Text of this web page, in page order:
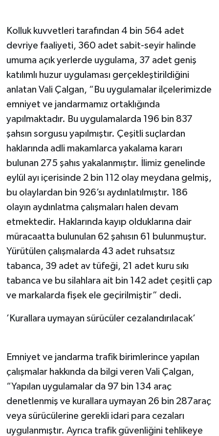
Kolluk kuvvetleri tarafından 4 bin 564 adet
devriye faaliyeti, 360 adet sabit-seyir halinde
umuma açık yerlerde uygulama, 37 adet geniş
katılımlı huzur uygulaması gerçekleştirildiğini
anlatan Vali Çalgan, “Bu uygulamalar ilçelerimizde
emniyet ve jandarmamız ortaklığında
yapılmaktadır. Bu uygulamalarda 196 bin 837
şahsın sorgusu yapılmıştır. Çeşitli suçlardan
haklarında adli makamlarca yakalama kararı
bulunan 275 şahıs yakalanmıştır. İlimiz genelinde
eylül ayı içerisinde 2 bin 112 olay meydana gelmiş,
bu olaylardan bin 926’sı aydınlatılmıştır. 186
olayın aydınlatma çalışmaları halen devam
etmektedir. Haklarında kayıp olduklarına dair
müracaatta bulunulan 62 şahısın 61 bulunmuştur.
Yürütülen çalışmalarda 43 adet ruhsatsız
tabanca, 39 adet av tüfeği, 21 adet kuru sıkı
tabanca ve bu silahlara ait bin 142 adet çeşitli çap
ve markalarda fişek ele geçirilmiştir” dedi.
’Kurallara uymayan sürücüler cezalandırılacak’
Emniyet ve jandarma trafik birimlerince yapılan
çalışmalar hakkında da bilgi veren Vali Çalgan,
“Yapılan uygulamalar da 97 bin 134 araç
denetlenmiş ve kurallara uymayan 26 bin 287araç
veya sürücülerine gerekli idari para cezaları
uygulanmıştır. Ayrıca trafik güvenliğini tehlikeye